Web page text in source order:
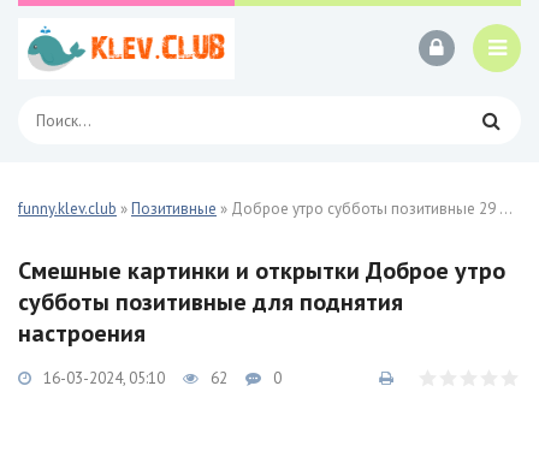
funny.klev.club »Позитивные » Доброе утро субботы позитивные 29 фото
Смешные картинки и открытки Доброе утро
субботы позитивные для поднятия
настроения
16-03-2024, 05:10 62 0